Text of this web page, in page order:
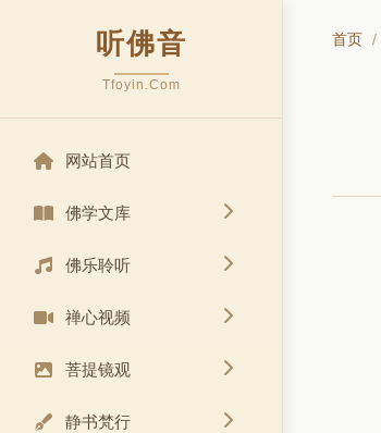
听佛音
Tfoyin.Com
网站首页
佛学文库
佛乐聆听
禅心视频
菩提镜观
静书梵行
首页 /